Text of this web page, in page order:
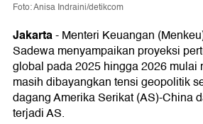
Foto: Anisa Indraini/detikcom
Jakarta-Menteri Keuangan
Sadewa menyampaikan proyeksi
global pada 2025 hingga 2026 mulai
masih dibayangkan tensi geopolitik
dagang Amerika Serikat (AS)-China
terjadi AS.